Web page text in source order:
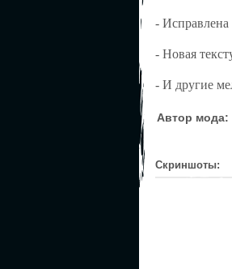
-
- Новая
- И другие
Автор мода:
Скриншоты: